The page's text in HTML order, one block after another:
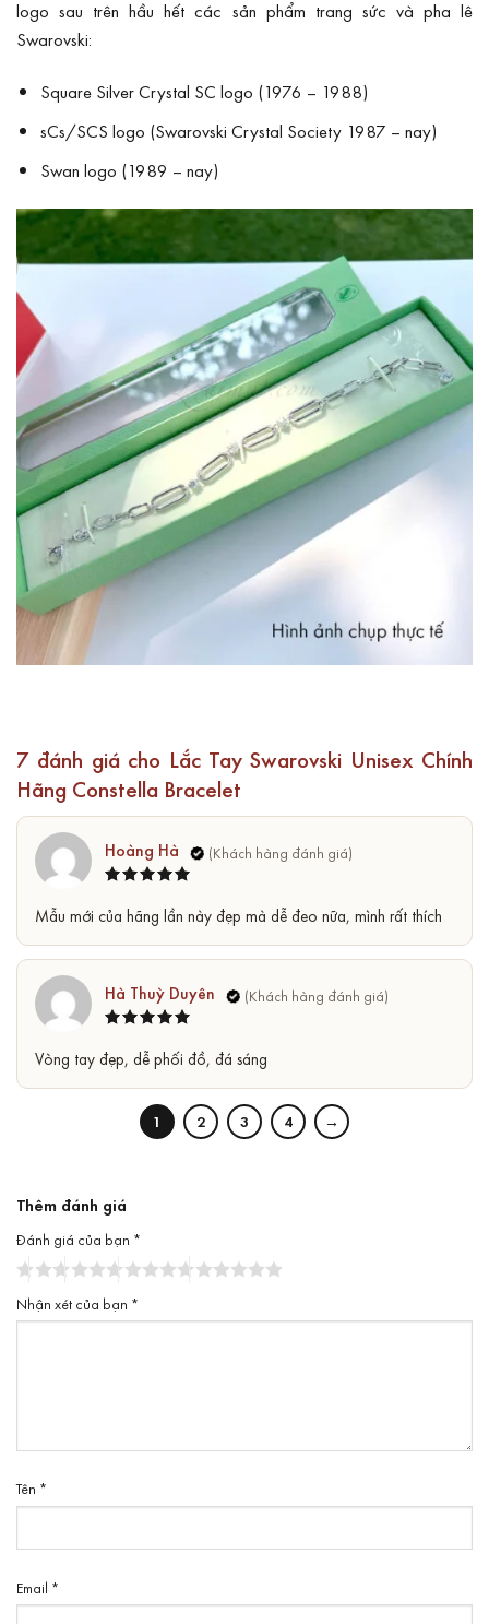
logo sau trên hầu hết các sản phẩm trang sức và pha lê
Swarovski:
Square Silver Crystal SC logo (1976 – 1988)
sCs/SCS logo (Swarovski Crystal Society 1987 – nay)
Swan logo (1989 – nay)
7 đánh giá cho Lắc Tay Swarovski Unisex Chính
Hãng Constella Bracelet
hạng5 5
Hoàng Hà
Mẫu mới của hãng lần này đẹp mà dễ đeo nữa, mình rất thích
hạng 55
sao
Hà Thuỳ Duyên
Vòng tay đẹp, dễ phối đồ, đá sáng
1 2 3 4 →
Thêm đánh giá
Đánh giá của bạn *
Nhận xét của bạn *
Tên *
Email *